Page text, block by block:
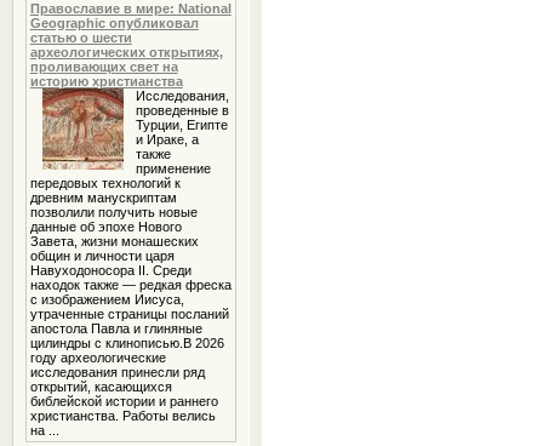
Православие в мире: National
Geographic опубликовал
статью о шести
археологических открытиях,
проливающих свет на
историю христианства
Исследования,
проведенные в
Турции, Египте
и Ираке, а
также
применение
передовых технологий к
древним манускриптам
позволили получить новые
данные об эпохе Нового
Завета, жизни монашеских
общин и личности царя
Навуходоносора II. Среди
находок также — редкая фреска
с изображением Иисуса,
утраченные страницы посланий
апостола Павла и глиняные
цилиндры с клинописью.В 2026
году археологические
исследования принесли ряд
открытий, касающихся
библейской истории и раннего
христианства. Работы велись
на ...